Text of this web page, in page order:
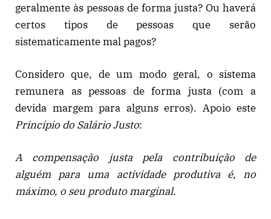
geralmente às pessoas de forma justa? Ou haverá
certos tipos de pessoas que serão
sistematicamente mal pagos?
Considero que, de um modo geral, o sistema
remunera as pessoas de forma justa (com a
devida margem para alguns erros). Apoio este
Princípio do Salário Justo:
A compensação justa pela contribuição de
alguém para uma actividade produtiva é, no
máximo, o seu produto marginal.